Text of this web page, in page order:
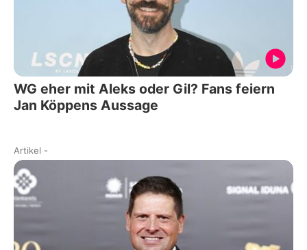
WG eher mit Aleks oder Gil? Fans feiern
Jan Köppens Aussage
Artikel -